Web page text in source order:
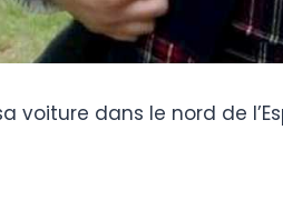
voiture dans le nord de